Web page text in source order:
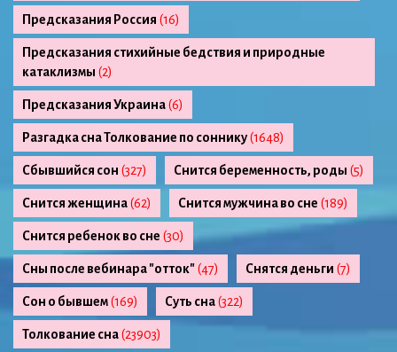
Предсказания Россия (16)
Предсказания стихийные бедствия и природные
катаклизмы (2)
Предсказания Украина(6)
Разгадка сна Толкование по соннику(1648)
Сбывшийся сон (327) Снится беременность, роды (5)
Снится женщина(62) Снится мужчина во сне (189)
Снится ребенок во сне (30)
Сны после вебинара "отток"(47) Снятся деньги (7)
Сон о бывшем(169) Суть сна(322)
Толкование сна(23903)